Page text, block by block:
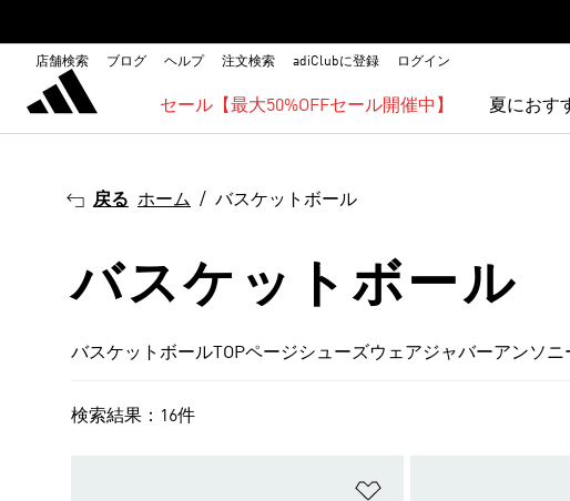
店舗検索 ブログ ヘルプ 注文検索 adiClubに登録 ログイン
セール【最大50%OFFセール開催中】 夏におす
戻る ホーム バスケットボール
バスケットボール
バスケットボールTOPページシューズウェアジャバーアンソニ
検索結果：16件